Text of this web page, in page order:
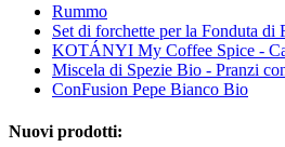
Rummo
Set di forchette per la Fonduta di
KOTÁNYI My Coffee Spice -
Miscela di Spezie Bio - Pranzi
ConFusion Pepe Bianco Bio
Nuovi prodotti: